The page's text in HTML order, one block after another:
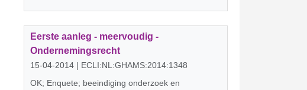
Eerste aanleg - meervoudig -
Ondernemingsrecht
15-04-2014 | ECLI:NL:GHAMS:2014:1348
OK; Enquete; beeindiging onderzoek en